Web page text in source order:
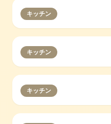
キッチン
キッチン
キッチン